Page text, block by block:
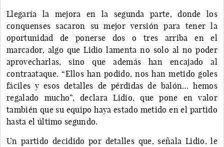
Llegaría la mejora en la segunda parte, donde los
conquenses sacaron su mejor versión para tener la
oportunidad de ponerse dos o tres arriba en el
marcador, algo que Lidio lamenta no solo al no poder
aprovecharlas, sino que además han encajado al
contraataque. “Ellos han podido, nos han metido goles
fáciles y esos detalles de pérdidas de balón… hemos
regalado mucho”, declara Lidio, que pone en valor
también que su equipo haya estado metido en el partido
hasta el último segundo.
Un partido decidido por detalles que, señala Lidio, le